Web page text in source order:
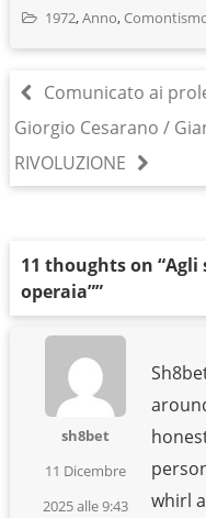
1972,Anno,
Comunicato ai
Giorgio Cesarano /
RIVOLUZIONE
11 thoughts on “Agli
operaia””
sh8bet
11 Dicembre
2025 alle 9:43
whirl